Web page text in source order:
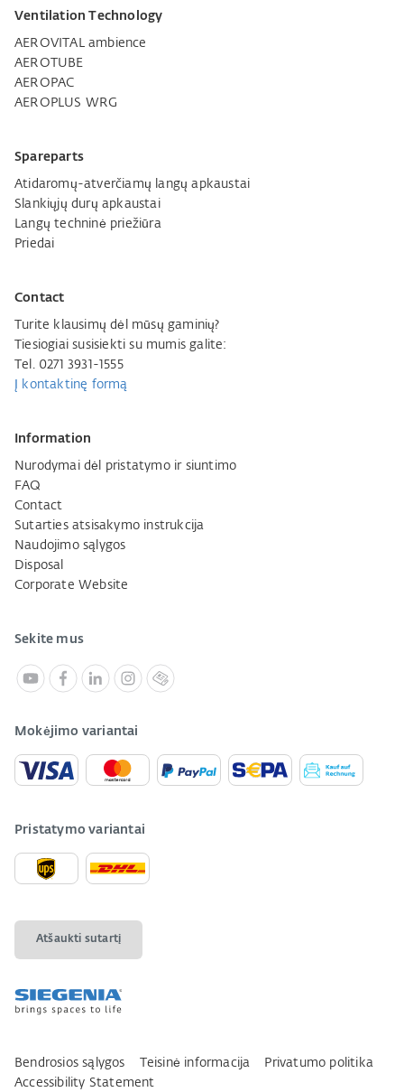
Ventilation Technology
AEROVITAL ambience
AEROTUBE
AEROPAC
AEROPLUS WRG
Spareparts
Atidaromų-atverčiamų langų apkaustai
Slankiųjų durų apkaustai
Langų techninė priežiūra
Priedai
Contact
Turite klausimų dėl mūsų gaminių?
Tiesiogiai susisiekti su mumis galite:
Tel. 0271 3931-1555
Į kontaktinę formą
Information
Nurodymai dėl pristatymo ir siuntimo
FAQ
Contact
Sutarties atsisakymo instrukcija
Naudojimo sąlygos
Disposal
Corporate Website
Sekite mus
Mokėjimo variantai
Pristatymo variantai
Atšaukti sutartį
Bendrosios sąlygos Teisinė informacija
Privatumo politika
Accessibility Statement